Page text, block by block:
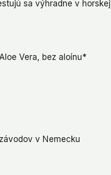
sa výhradne v
Vera, bez aloínu*
v Nemecku